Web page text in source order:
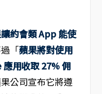
約會類 App 能使
「蘋果將對使用
用收取 27% 佣
公司宣布它將遵